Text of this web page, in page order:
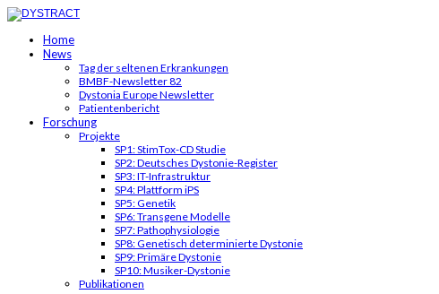
Home
News
Tag der seltenen Erkrankungen
BMBF-Newsletter 82
Dystonia Europe Newsletter
Patientenbericht
Forschung
Projekte
SP1: StimTox-CD Studie
SP2: Deutsches Dystonie-Register
SP3: IT-Infrastruktur
SP4: Plattform iPS
SP5: Genetik
SP6: Transgene Modelle
SP7: Pathophysiologie
SP8: Genetisch determinierte Dystonie
SP9: Primäre Dystonie
SP10: Musiker-Dystonie
Publikationen